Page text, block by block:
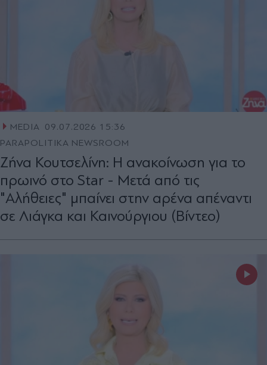
MEDIA
09.07.2026 15:36
PARAPOLITIKA NEWSROOM
Ζήνα Κουτσελίνη: Η ανακοίνωση για το
πρωινό στο Star - Μετά από τις
"Αλήθειες" μπαίνει στην αρένα απέναντι
σε Λιάγκα και Καινούργιου (Βίντεο)